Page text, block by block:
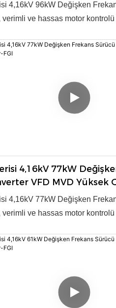
4,16kV 96kW Değişken
verimli ve hassas motor
performans sunar. Ürün,
Kapasitesi: Yıllık 3000 Set
4,16kV 77kW
VFD MVD Yüksek
4,16kV 77kW Değişken
verimli ve hassas motor
performans sunar. Ürün,
Kapasitesi: Yıllık 3000 Set